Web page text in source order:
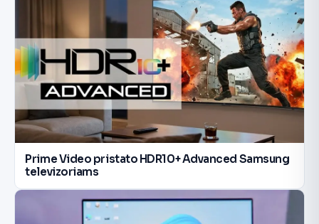
Prime Video pristato HDR10+ Advanced Samsung
televizoriams